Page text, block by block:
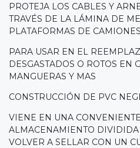
PROTEJA LOS CABLES Y
TRAVÉS DE LA LÁMINA DE
PLATAFORMAS DE CAMIONES
PARA USAR EN EL
DESGASTADOS O ROTOS EN
MANGUERAS Y MAS
CONSTRUCCIÓN DE PVC
VIENE EN UNA
ALMACENAMIENTO
VOLVER A SELLAR CON UN